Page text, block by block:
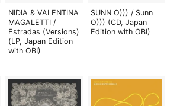
NIDIA & VALENTINA
MAGALETTI /
Estradas (Versions)
(LP, Japan Edition
with OBI)
SUNN O))) / Sunn
O))) (CD, Japan
Edition with OBI)